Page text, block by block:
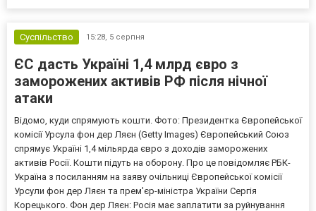
Суспільство 15:28, 5 серпня
ЄС дасть Україні 1,4 млрд євро з
заморожених активів РФ після нічної
атаки
Відомо, куди спрямують кошти. Фото: Президентка Європейської
комісії Урсула фон дер Ляєн (Getty Images) Європейський Союз
спрямує Україні 1,4 мільярда євро з доходів заморожених
активів Росії. Кошти підуть на оборону. Про це повідомляє РБК-
Україна з посиланням на заяву очільниці Європейської комісії
Урсули фон дер Ляєн та прем'єр-міністра України Сергія
Корецького. Фон дер Ляєн: Росія має заплатити за руйнування